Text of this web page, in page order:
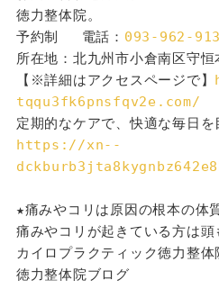
徳力整体院。
予約制 　電話： 093-962-
所在地：北九州市小倉南区守恒
【※詳細はアクセスページで】
tqqu3fk6pnsfqv2e.com/
定期的なケアで、快適な毎日を
https://xn--
★痛みやコリは原因の根本の体
痛みやコリが起きている方は
カイロプラクティック徳力整体
徳力整体院ブログ